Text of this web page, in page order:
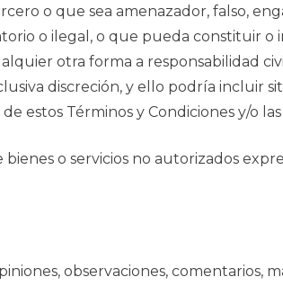
o que sea amenazador, falso,
o ilegal, o que pueda constituir o
otra forma a responsabilidad
discreción, y ello podría incluir
estos Términos y Condiciones y/o las
o servicios no autorizados
observaciones, comentarios,